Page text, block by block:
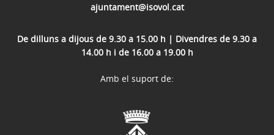
ajuntament@isovol.cat
De dilluns a dijous de 9.30 a 15.00 h | Divendres de 9.30 a
14.00 h i de 16.00 a 19.00 h
Amb el suport de: